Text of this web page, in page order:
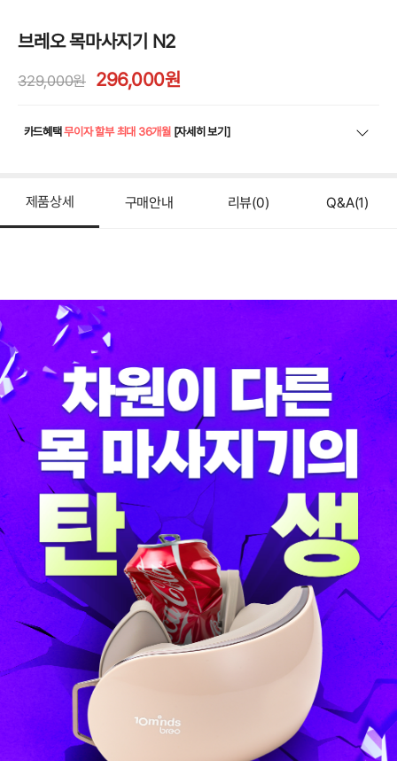
브레오 목마사지기 N2
329,000원 296,000원
카드혜택무이자 할부 최대 36개월 [자세히 보기]
제품상세 구매안내 리뷰(0) Q&A(1)